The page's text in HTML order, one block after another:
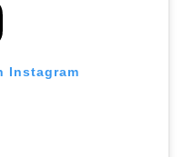
Instagram